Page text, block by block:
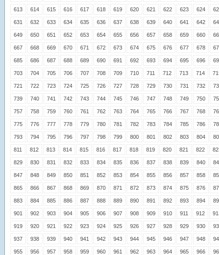
613 614 615 616 617 618 619 620 621 622 623 624
631 632 633 634 635 636 637 638 639 640 641 642
649 650 651 652 653 654 655 656 657 658 659 660
667 668 669 670 671 672 673 674 675 676 677 678
685 686 687 688 689 690 691 692 693 694 695 696
703 704 705 706 707 708 709 710 711 712 713 714
721 722 723 724 725 726 727 728 729 730 731 732
739 740 741 742 743 744 745 746 747 748 749 750
757 758 759 760 761 762 763 764 765 766 767 768
775 776 777 778 779 780 781 782 783 784 785 786
793 794 795 796 797 798 799 800 801 802 803 804
811 812 813 814 815 816 817 818 819 820 821 822
829 830 831 832 833 834 835 836 837 838 839 840
847 848 849 850 851 852 853 854 855 856 857 858
865 866 867 868 869 870 871 872 873 874 875 876
883 884 885 886 887 888 889 890 891 892 893 894
901 902 903 904 905 906 907 908 909 910 911 912
919 920 921 922 923 924 925 926 927 928 929 930
937 938 939 940 941 942 943 944 945 946 947 948
955 956 957 958 959 960 961 962 963 964 965 966